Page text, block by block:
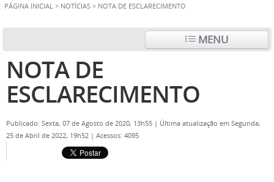
PÁGINA INICIAL > NOTÍCIAS > NOTA DE ESCLARECIMENTO
MENU
NOTA DE
ESCLARECIMENTO
Publicado: Sexta, 07 de Agosto de 2020, 13h55 | Última atualização em Segunda,
25 de Abril de 2022, 19h52 | Acessos: 4095